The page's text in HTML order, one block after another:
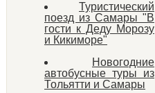
Туристический
поезд из Самары "В
гости к Деду Морозу
и Кикиморе"
Новогодние
автобусные туры из
Тольятти и Самары